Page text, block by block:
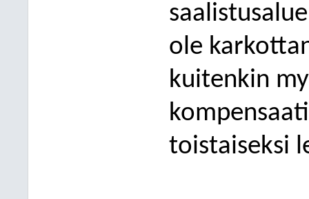
ole
kuitenkin
toistaiseksi